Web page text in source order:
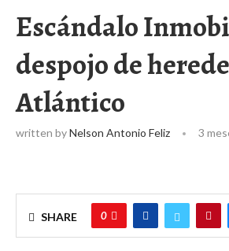
Escándalo
despojo de
Atlántico
written byNelson Antonio Feliz 3
SHARE 0